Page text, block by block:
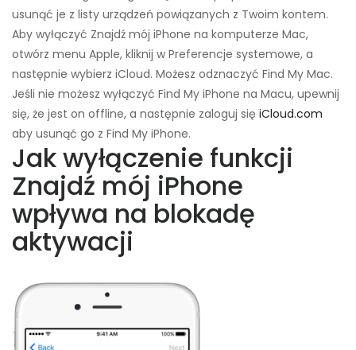
usunąć je z listy urządzeń powiązanych z Twoim kontem.
Aby wyłączyć Znajdź mój iPhone na komputerze Mac,
otwórz menu Apple, kliknij w Preferencje systemowe, a
następnie wybierz iCloud. Możesz odznaczyć Find My Mac.
Jeśli nie możesz wyłączyć Find My iPhone na Macu, upewnij
się, że jest on offline, a następnie zaloguj się iCloud.com
aby usunąć go z Find My iPhone.
Jak wyłączenie funkcji
Znajdź mój iPhone
wpływa na blokadę
aktywacji